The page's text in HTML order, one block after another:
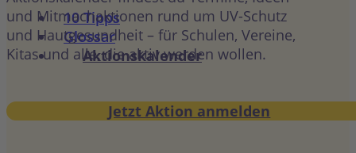
10 Tipps
Glossar
Aktionskalender
und Mitmachaktionen rund um UV-Schutz
und Hautgesundheit – für Schulen, Vereine,
Kitas und alle, die aktiv werden wollen.
Jetzt Aktion anmelden